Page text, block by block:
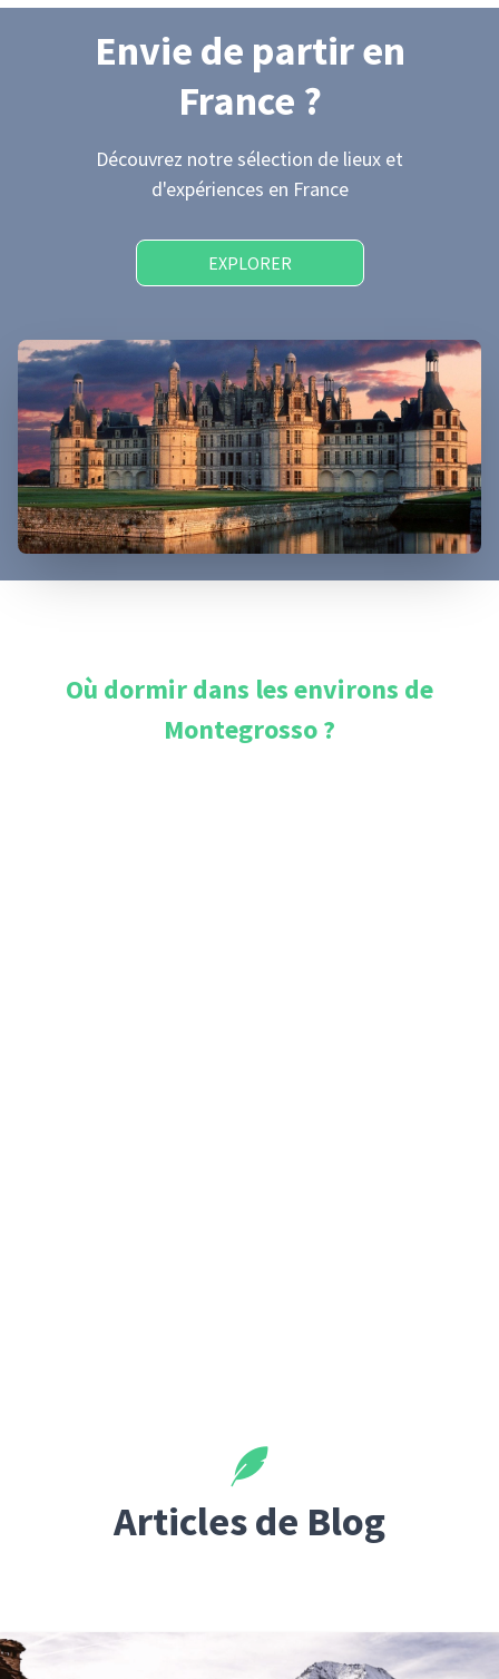
Envie de partiren
France ?
Découvrez notre sélection de lieux et
d'expériences en France
EXPLORER
Où dormir dans les environs de
Montegrosso?
Articles de Blog